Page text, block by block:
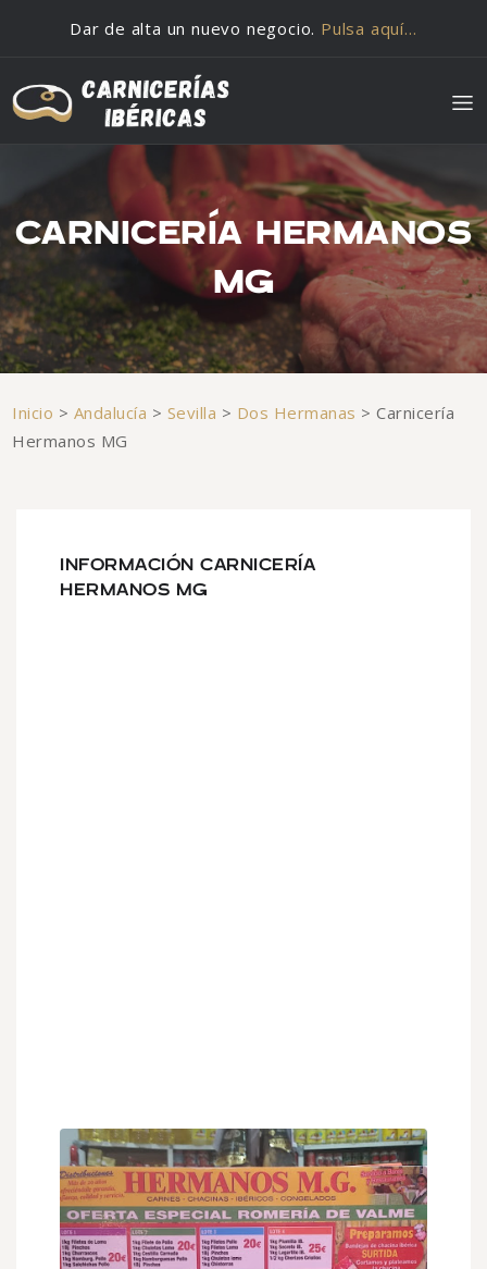
Dar de alta un nuevo negocio. Pulsa aquí…
CARNICERÍA HERMANOS
MG
Inicio > Andalucía > Sevilla > Dos Hermanas >Carnicería
Hermanos MG
INFORMACIÓN CARNICERÍA
HERMANOS MG